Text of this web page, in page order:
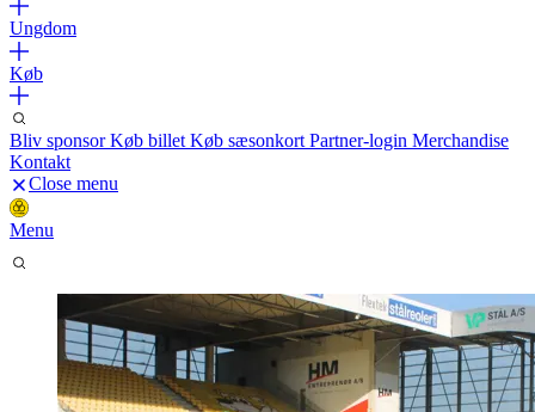
Ungdom
Køb
Bliv sponsorKøb billet Køb sæsonkort Partner-login Merchandise
Kontakt
Close menu
Menu